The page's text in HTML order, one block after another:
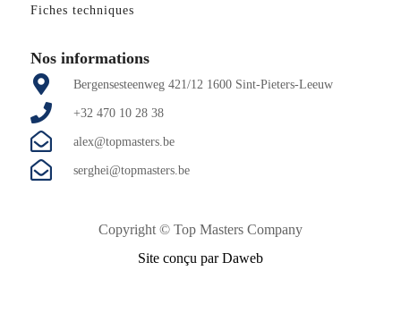
Fiches techniques
Nos informations
Bergensesteenweg 421/12 1600 Sint-Pieters-Leeuw
+32 470 10 28 38
alex@topmasters.be
serghei@topmasters.be
Copyright © Top Masters Company
Site conçu par Daweb